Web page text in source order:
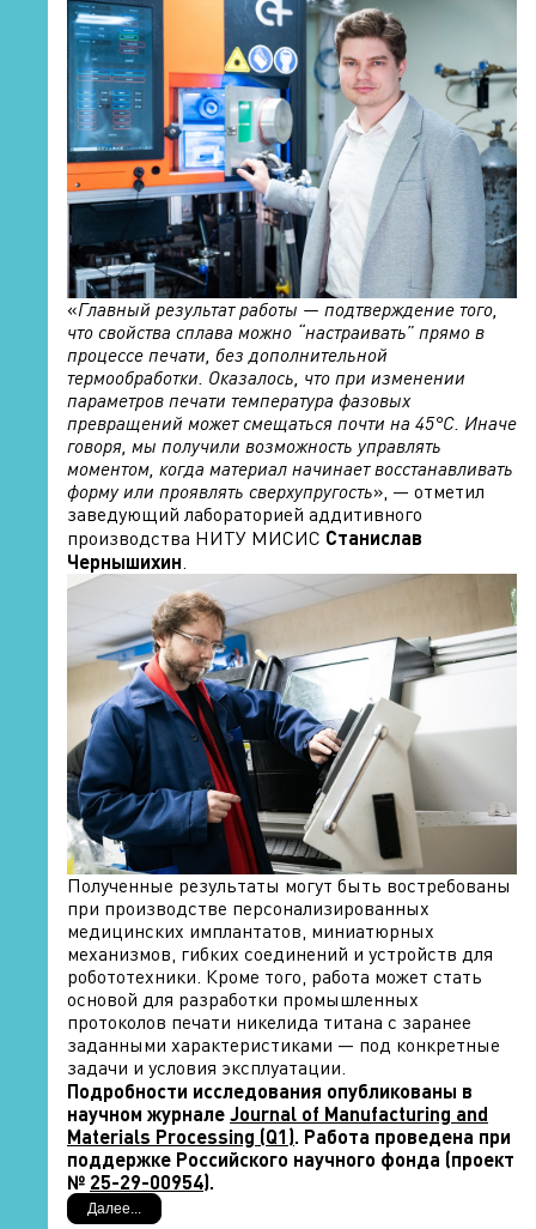
«Главный результат работы — подтверждение того,
что свойства сплава можно “настраивать” прямо в
процессе печати, без дополнительной
термообработки. Оказалось, что при изменении
параметров печати температура фазовых
превращений может смещаться почти на 45°C. Иначе
говоря, мы получили возможность управлять
моментом, когда материал начинает восстанавливать
форму или проявлять сверхупругость», — отметил
заведующий лабораторией аддитивного
производства НИТУ МИСИС Станислав
Чернышихин.
Полученные результаты могут быть востребованы
при производстве персонализированных
медицинских имплантатов, миниатюрных
механизмов, гибких соединений и устройств для
робототехники. Кроме того, работа может стать
основой для разработки промышленных
протоколов печати никелида титана с заранее
заданными характеристиками — под конкретные
задачи и условия эксплуатации.
Подробности исследования опубликованы в
научном журнале Journal of Manufacturing and
Materials Processing (Q1). Работа проведена при
поддержке Российского научного фонда (проект
№ 25-29-00954).
Далее...